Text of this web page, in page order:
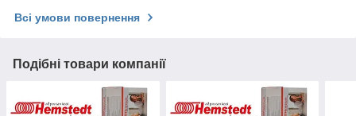
Всі умови повернення
Подібні товари компанії